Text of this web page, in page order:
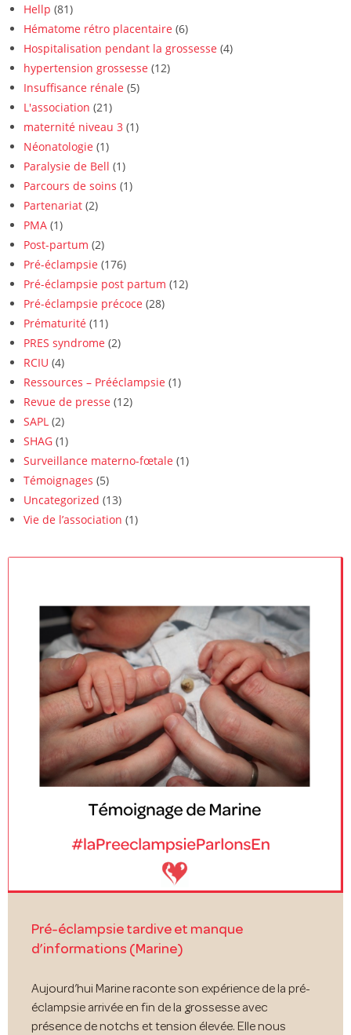
Hellp (81)
Hématome rétro placentaire (6)
Hospitalisation pendant la grossesse (4)
hypertension grossesse (12)
Insuffisance rénale (5)
L'association (21)
maternité niveau 3 (1)
Néonatologie (1)
Paralysie de Bell (1)
Parcours de soins (1)
Partenariat (2)
PMA (1)
Post-partum (2)
Pré-éclampsie (176)
Pré-éclampsie post partum (12)
Pré-éclampsie précoce (28)
Prématurité (11)
PRES syndrome (2)
RCIU (4)
Ressources – Prééclampsie (1)
Revue de presse (12)
SAPL (2)
SHAG (1)
Surveillance materno-fœtale (1)
Témoignages (5)
Uncategorized (13)
Vie de l’association (1)
Pré-éclampsie tardive et manque
d’informations (Marine)
Aujourd’hui Marine raconte son expérience de la pré-
éclampsie arrivée en fin de la grossesse avec
présence de notchs et tension élevée. Elle nous